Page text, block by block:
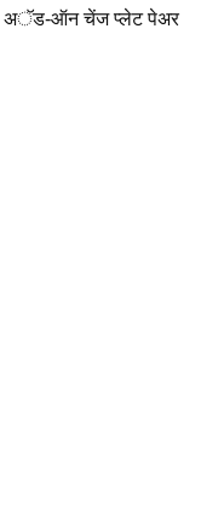
अॅड-ऑन चेंज प्लेट पेअर